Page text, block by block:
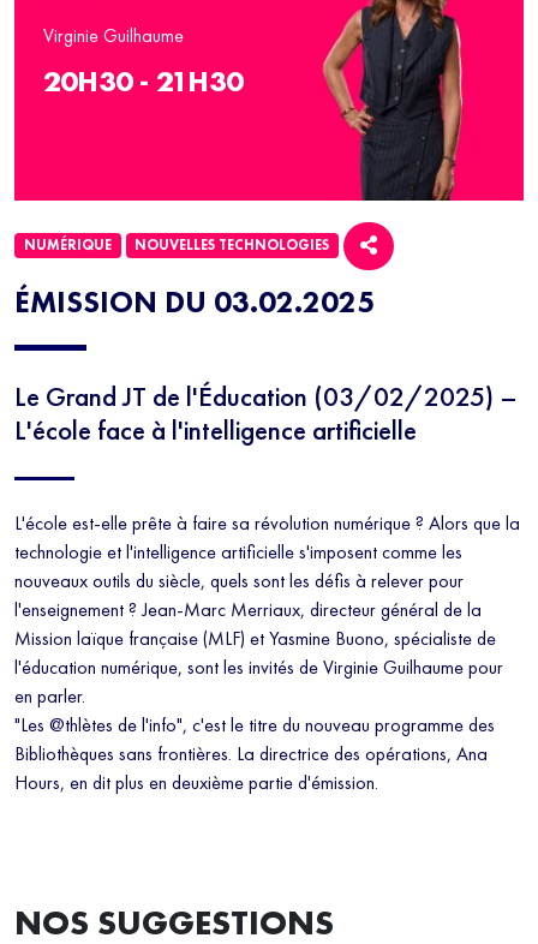
ÉMISSION DU 03.02.2025
Le Grand JT de l'Éducation (03/02/2025) –
L'école face à l'intelligence artificielle
L'école est-elle prête à faire sa révolution numérique ? Alors que la
technologie et l'intelligence artificielle s'imposent comme les
nouveaux outils du siècle, quels sont les défis à relever pour
l'enseignement ? Jean-Marc Merriaux, directeur général de la
Mission laïque française (MLF) et Yasmine Buono, spécialiste de
l'éducation numérique, sont les invités de Virginie Guilhaume pour
en parler.
"Les @thlètes de l'info", c'est le titre du nouveau programme des
Bibliothèques sans frontières. La directrice des opérations, Ana
Hours, en dit plus en deuxième partie d'émission.
NUMÉRIQUE NOUVELLES TECHNOLOGIES
Virginie Guilhaume
20H30 - 21H30
NOS SUGGESTIONS